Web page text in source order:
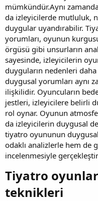
mümkündür.Aynı
da izleyicilerde mutluluk,
duygular uyandırabilir.
yorumları, oyunun
örgüsü gibi unsurların
sayesinde, izleyicilerin
duyguların nedenleri
duygusal yorumları aynı
ilişkilidir. Oyuncuların
jestleri, izleyicilere belirli
rol oynar. Oyunun
da izleyicilerin duygusal
tiyatro oyununun
odaklı analizlerle hem de
incelenmesiyle
Tiyatro
teknikleri​